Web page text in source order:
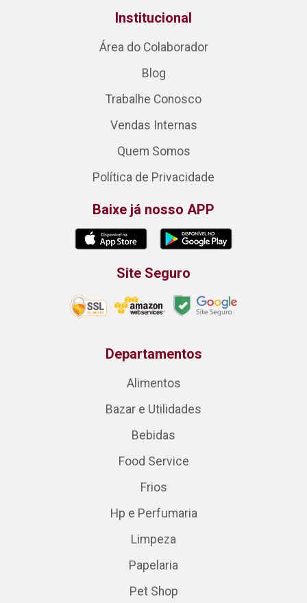
Institucional
Área do Colaborador
Blog
Trabalhe Conosco
Vendas Internas
Quem Somos
Política de Privacidade
Baixe já nosso APP
Site Seguro
Departamentos
Alimentos
Bazar e Utilidades
Bebidas
Food Service
Frios
Hp e Perfumaria
Limpeza
Papelaria
Pet Shop